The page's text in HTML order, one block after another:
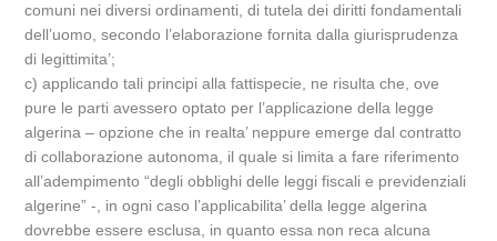
comuni nei diversi ordinamenti, di tutela dei diritti fondamentali
dell’uomo, secondo l’elaborazione fornita dalla giurisprudenza
di legittimita’;
c) applicando tali principi alla fattispecie, ne risulta che, ove
pure le parti avessero optato per l’applicazione della legge
algerina – opzione che in realta’ neppure emerge dal contratto
di collaborazione autonoma, il quale si limita a fare riferimento
all’adempimento “degli obblighi delle leggi fiscali e previdenziali
algerine” -, in ogni caso l’applicabilita’ della legge algerina
dovrebbe essere esclusa, in quanto essa non reca alcuna